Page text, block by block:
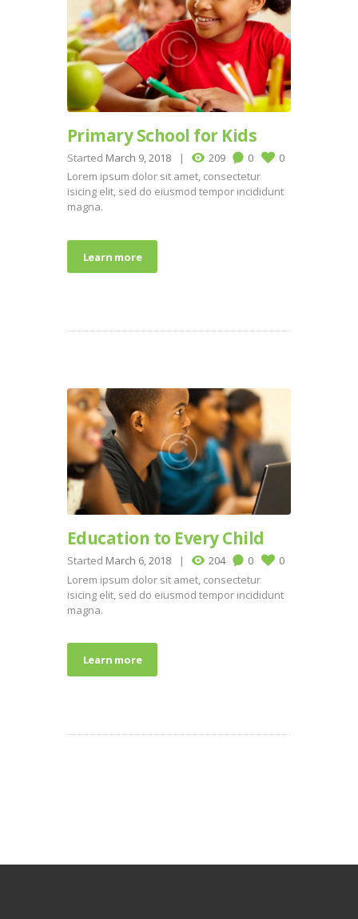
Primary School for Kids
Started March 9, 2018 209 0
0
Lorem ipsum dolor sit amet, consectetur
isicing elit, sed do eiusmod tempor incididunt
magna.
Learn more
Education to Every Child
Started March 6, 2018 204 0
0
Lorem ipsum dolor sit amet, consectetur
isicing elit, sed do eiusmod tempor incididunt
magna.
Learn more